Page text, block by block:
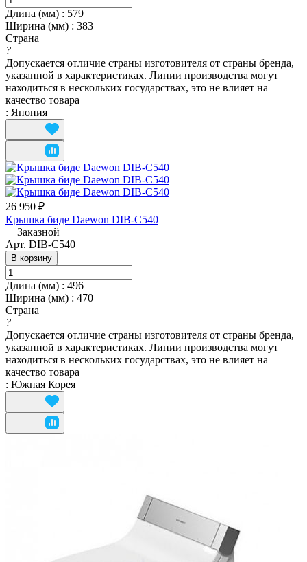
Длина (мм) : 579
Ширина (мм) : 383
Страна
?
Допускается отличие страны изготовителя от страны бренда,
указанной в характеристиках. Линии производства могут
находиться в нескольких государствах, это не влияет на
качество товара
: Япония
26 950 ₽
Крышка биде Daewon DIB-C540
Заказной
Арт. DIB-C540
В корзину
Длина (мм) : 496
Ширина (мм) : 470
Страна
?
Допускается отличие страны изготовителя от страны бренда,
указанной в характеристиках. Линии производства могут
находиться в нескольких государствах, это не влияет на
качество товара
: Южная Корея